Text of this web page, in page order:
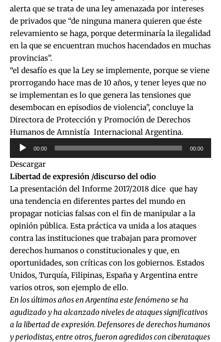
alerta que se trata de una ley amenazada por intereses
de privados que “de ninguna manera quieren que éste
relevamiento se haga, porque determinaría la ilegalidad
en la que se encuentran muchos hacendados en muchas
provincias”.
“el desafío es que la Ley se implemente, porque se viene
prorrogando hace mas de 10 años, y tener leyes que no
se implementan es lo que genera las tensiones que
desembocan en episodios de violencia”, concluye la
Directora de Protección y Promoción de Derechos
Humanos de Amnistía Internacional Argentina.
Reproductor
de
audio
00:00 00:00
Descargar
Libertad de expresión /discurso del odio
La presentación del Informe 2017/2018 dice que hay
una tendencia en diferentes partes del mundo en
propagar noticias falsas con el fin de manipular a la
opinión pública. Esta práctica va unida a los ataques
contra las instituciones que trabajan para promover
derechos humanos o constitucionales y que, en
oportunidades, son críticas con los gobiernos. Estados
Unidos, Turquía, Filipinas, España y Argentina entre
varios otros, son ejemplo de ello.
En los últimos años en Argentina este fenómeno se ha
agudizado y ha alcanzado niveles de ataques significativos
a la libertad de expresión. Defensores de derechos humanos
y periodistas, entre otros, fueron agredidos con ciberataques